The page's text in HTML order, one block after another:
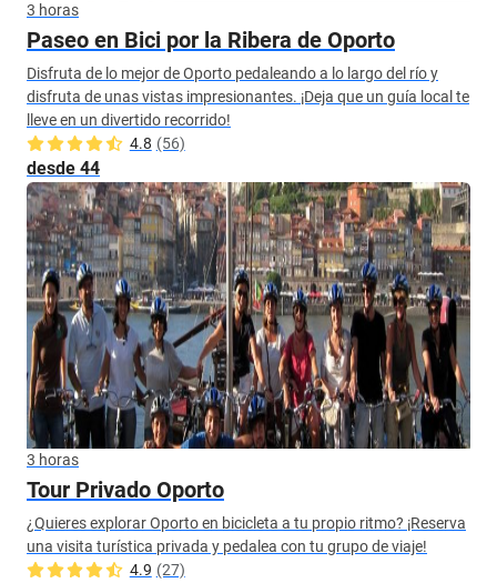
3 horas
Paseo en Bici por la Ribera de Oporto
Disfruta de lo mejor de Oporto pedaleando a lo largo del río y
disfruta de unas vistas impresionantes. ¡Deja que un guía local te
lleve en un divertido recorrido!
4.8 (56)
desde 44
3 horas
Tour Privado Oporto
¿Quieres explorar Oporto en bicicleta a tu propio ritmo? ¡Reserva
una visita turística privada y pedalea con tu grupo de viaje!
4.9 (27)